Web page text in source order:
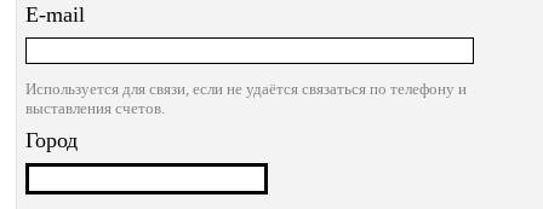
E-mail
Используется для связи, если не удаётся связаться по телефону и
выставления счетов.
Город